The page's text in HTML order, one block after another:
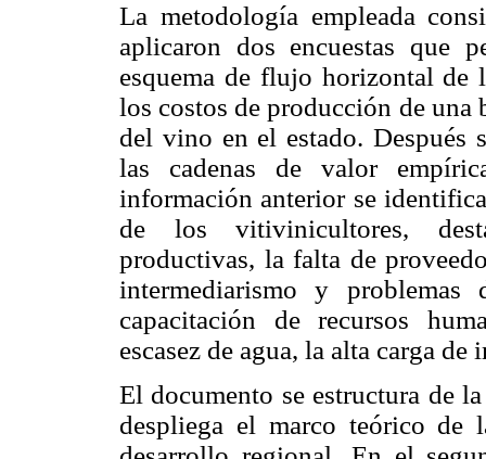
La metodología empleada
aplicaron dos encuestas que
esquema de flujo horizontal de
los costos de producción de
del vino en el estado. Después
las cadenas de valor
información anterior se
de los vitivinicultores,
productivas, la falta de
intermediarismo y
capacitación de recursos
escasez de agua, la alta carga de
El documento se estructura de
despliega el marco teórico